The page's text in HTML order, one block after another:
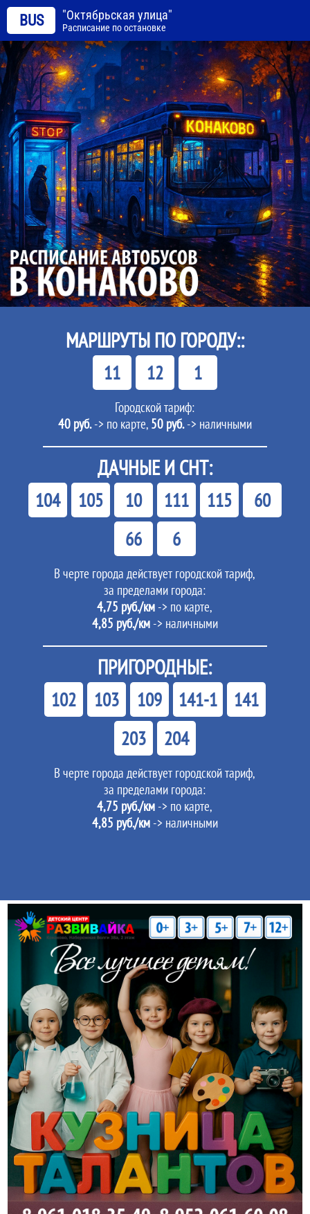
BUS "Октябрьская улица"
Расписание по остановке
МАРШРУТЫ ПО ГОРОДУ::
11 12 1
Городской тариф:
40 руб.-> по карте, 50 руб.-> наличными
ДАЧНЫЕ И СНТ:
104 105 10 111 115
60
66
6
В черте города действует городской тариф,
за пределами города:
4,75 руб./км -> по карте,
4,85 руб./км-> наличными
ПРИГОРОДНЫЕ:
102 103 109 141-1
141
203
204
В черте города действует городской тариф,
за пределами города:
4,75 руб./км -> по карте,
4,85 руб./км-> наличными